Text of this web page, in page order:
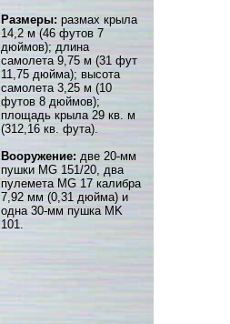
Размеры: размах крыла
14,2 м (46 футов 7
дюймов); длина
самолета 9,75 м (31 фут
11,75 дюйма); высота
самолета 3,25 м (10
футов 8 дюймов);
площадь крыла 29 кв. м
(312,16 кв. фута).
Вооружение: две 20-мм
пушки MG 151/20, два
пулемета MG 17 калибра
7,92 мм (0,31 дюйма) и
одна 30-мм пушка MK
101.